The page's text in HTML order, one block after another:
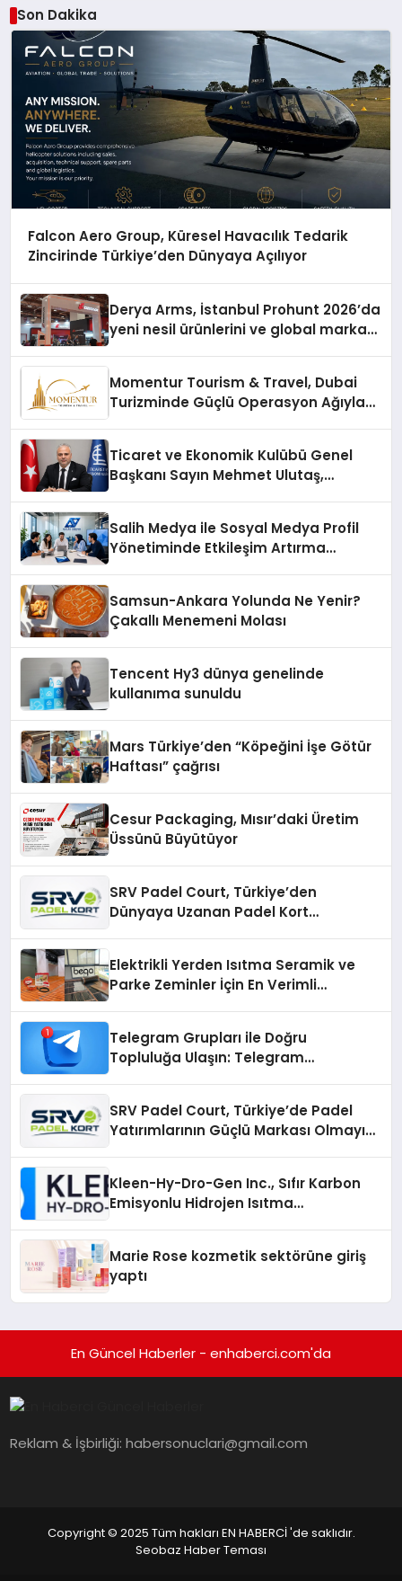
Son Dakika
Falcon Aero Group, Küresel Havacılık Tedarik
Zincirinde Türkiye’den Dünyaya Açılıyor
Derya Arms, İstanbul Prohunt 2026’da
yeni nesil ürünlerini ve global marka
Momentur Tourism & Travel, Dubai
Turizminde Güçlü Operasyon Ağıyla
Ticaret ve Ekonomik Kulübü Genel
Başkanı Sayın Mehmet Ulutaş,
Salih Medya ile Sosyal Medya Profil
Yönetiminde Etkileşim Artırma
Samsun-Ankara Yolunda Ne Yenir?
Çakallı Menemeni Molası
Tencent Hy3 dünya genelinde
kullanıma sunuldu
Mars Türkiye’den “Köpeğini İşe Götür
Haftası” çağrısı
Cesur Packaging, Mısır’daki Üretim
Üssünü Büyütüyor
SRV Padel Court, Türkiye’den
Dünyaya Uzanan Padel Kort
Elektrikli Yerden Isıtma Seramik ve
Parke Zeminler İçin En Verimli
Telegram Grupları ile Doğru
Topluluğa Ulaşın: Telegram
SRV Padel Court, Türkiye’de Padel
Yatırımlarının Güçlü Markası Olmayı
Kleen-Hy-Dro-Gen Inc., Sıfır Karbon
Emisyonlu Hidrojen Isıtma
Marie Rose kozmetik sektörüne giriş
yaptı
En Güncel Haberler - enhaberci.com'da
Reklam & İşbirliği:habersonuclari@gmail.com
Copyright © 2025 Tüm hakları EN HABERCİ 'de saklıdır.
Seobaz Haber Teması